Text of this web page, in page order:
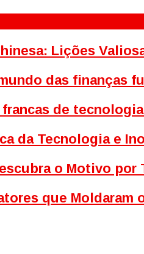
Lições
das finanças
francas de
da Tecnologia e
o Motivo
que Moldaram